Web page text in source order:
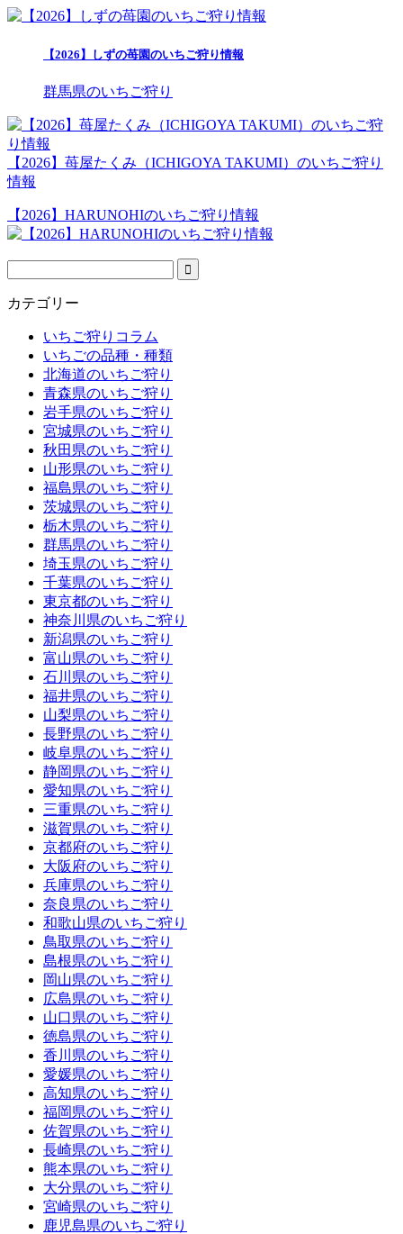
【2026】しずの苺園のいちご狩り情報
群馬県のいちご狩り
【2026】苺屋たくみ（ICHIGOYA TAKUMI）のいちご狩り
情報
【2026】HARUNOHIのいちご狩り情報
カテゴリー
いちご狩りコラム
いちごの品種・種類
北海道のいちご狩り
青森県のいちご狩り
岩手県のいちご狩り
宮城県のいちご狩り
秋田県のいちご狩り
山形県のいちご狩り
福島県のいちご狩り
茨城県のいちご狩り
栃木県のいちご狩り
群馬県のいちご狩り
埼玉県のいちご狩り
千葉県のいちご狩り
東京都のいちご狩り
神奈川県のいちご狩り
新潟県のいちご狩り
富山県のいちご狩り
石川県のいちご狩り
福井県のいちご狩り
山梨県のいちご狩り
長野県のいちご狩り
岐阜県のいちご狩り
静岡県のいちご狩り
愛知県のいちご狩り
三重県のいちご狩り
滋賀県のいちご狩り
京都府のいちご狩り
大阪府のいちご狩り
兵庫県のいちご狩り
奈良県のいちご狩り
和歌山県のいちご狩り
鳥取県のいちご狩り
島根県のいちご狩り
岡山県のいちご狩り
広島県のいちご狩り
山口県のいちご狩り
徳島県のいちご狩り
香川県のいちご狩り
愛媛県のいちご狩り
高知県のいちご狩り
福岡県のいちご狩り
佐賀県のいちご狩り
長崎県のいちご狩り
熊本県のいちご狩り
大分県のいちご狩り
宮崎県のいちご狩り
鹿児島県のいちご狩り